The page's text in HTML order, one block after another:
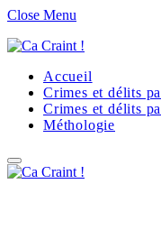
Close Menu
Accueil
Crimes et délits
Crimes et délits
Méthologie